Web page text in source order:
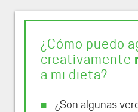
¿Cómo puedo
creativamente
a mi dieta?
¿Son algunas